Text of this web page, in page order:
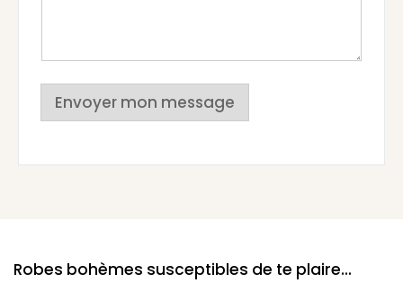
Envoyer mon message
Robes bohèmes susceptibles de te plaire...